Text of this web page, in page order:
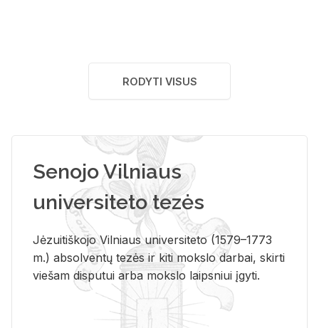
RODYTI VISUS
Senojo Vilniaus
universiteto tezės
Jėzuitiškojo Vilniaus universiteto (1579–1773
m.) absolventų tezės ir kiti mokslo darbai, skirti
viešam disputui arba mokslo laipsniui įgyti.